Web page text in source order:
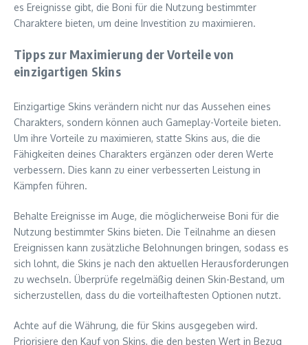
es Ereignisse gibt, die Boni für die Nutzung bestimmter
Charaktere bieten, um deine Investition zu maximieren.
Tipps zur Maximierung der Vorteile von
einzigartigen Skins
Einzigartige Skins verändern nicht nur das Aussehen eines
Charakters, sondern können auch Gameplay-Vorteile bieten.
Um ihre Vorteile zu maximieren, statte Skins aus, die die
Fähigkeiten deines Charakters ergänzen oder deren Werte
verbessern. Dies kann zu einer verbesserten Leistung in
Kämpfen führen.
Behalte Ereignisse im Auge, die möglicherweise Boni für die
Nutzung bestimmter Skins bieten. Die Teilnahme an diesen
Ereignissen kann zusätzliche Belohnungen bringen, sodass es
sich lohnt, die Skins je nach den aktuellen Herausforderungen
zu wechseln. Überprüfe regelmäßig deinen Skin-Bestand, um
sicherzustellen, dass du die vorteilhaftesten Optionen nutzt.
Achte auf die Währung, die für Skins ausgegeben wird.
Priorisiere den Kauf von Skins, die den besten Wert in Bezug